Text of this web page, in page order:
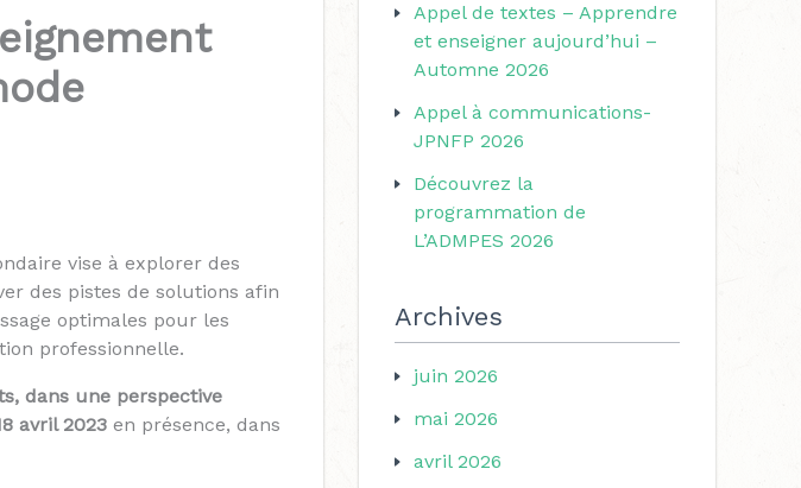
vise à explorer des
des pistes de solutions afin
optimales pour les
professionnelle.
dans une perspective
avril 2023 en présence, dans
Appel de textes – Apprendre
et enseigner aujourd’hui –
Automne 2026
Appel à communications-
JPNFP 2026
Découvrez la
programmation de
L’ADMPES 2026
Archives
juin 2026
mai 2026
avril 2026